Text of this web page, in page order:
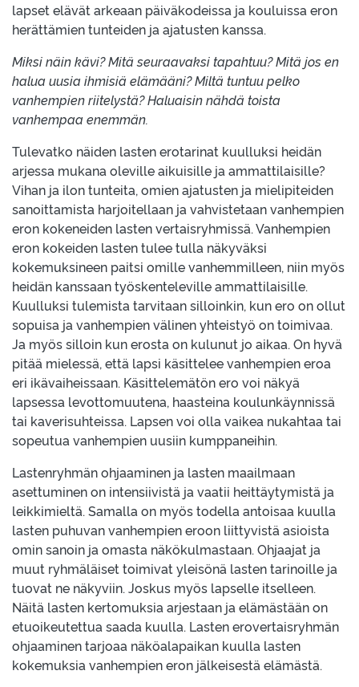
lapset elävät arkeaan päiväkodeissa ja kouluissa eron
herättämien tunteiden ja ajatusten kanssa.
Miksi näin kävi? Mitä seuraavaksi tapahtuu? Mitä jos en
halua uusia ihmisiä elämääni? Miltä tuntuu pelko
vanhempien riitelystä? Haluaisin nähdä toista
vanhempaa enemmän.
Tulevatko näiden lasten erotarinat kuulluksi heidän
arjessa mukana oleville aikuisille ja ammattilaisille?
Vihan ja ilon tunteita, omien ajatusten ja mielipiteiden
sanoittamista harjoitellaan ja vahvistetaan vanhempien
eron kokeneiden lasten vertaisryhmissä. Vanhempien
eron kokeiden lasten tulee tulla näkyväksi
kokemuksineen paitsi omille vanhemmilleen, niin myös
heidän kanssaan työskenteleville ammattilaisille.
Kuulluksi tulemista tarvitaan silloinkin, kun ero on ollut
sopuisa ja vanhempien välinen yhteistyö on toimivaa.
Ja myös silloin kun erosta on kulunut jo aikaa. On hyvä
pitää mielessä, että lapsi käsittelee vanhempien eroa
eri ikävaiheissaan. Käsittelemätön ero voi näkyä
lapsessa levottomuutena, haasteina koulunkäynnissä
tai kaverisuhteissa. Lapsen voi olla vaikea nukahtaa tai
sopeutua vanhempien uusiin kumppaneihin.
Lastenryhmän ohjaaminen ja lasten maailmaan
asettuminen on intensiivistä ja vaatii heittäytymistä ja
leikkimieltä. Samalla on myös todella antoisaa kuulla
lasten puhuvan vanhempien eroon liittyvistä asioista
omin sanoin ja omasta näkökulmastaan. Ohjaajat ja
muut ryhmäläiset toimivat yleisönä lasten tarinoille ja
tuovat ne näkyviin. Joskus myös lapselle itselleen.
Näitä lasten kertomuksia arjestaan ja elämästään on
etuoikeutettua saada kuulla. Lasten erovertaisryhmän
ohjaaminen tarjoaa näköalapaikan kuulla lasten
kokemuksia vanhempien eron jälkeisestä elämästä.